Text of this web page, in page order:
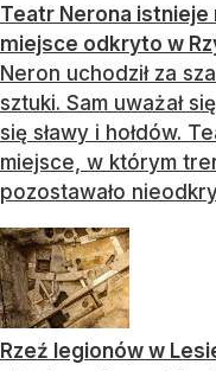
Teatr Nerona istnieje
miejsce odkryto w
Neron uchodził za
sztuki. Sam uważał
się sławy i hołdów.
miejsce, w którym
pozostawało
Rzeź legionów w